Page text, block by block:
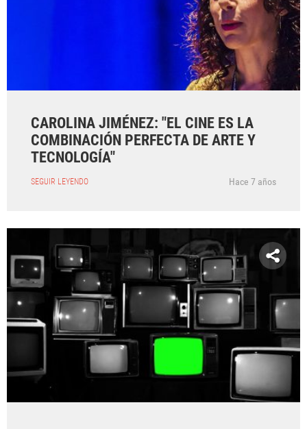
CAROLINA JIMÉNEZ: "EL CINE ES LA
COMBINACIÓN PERFECTA DE ARTE Y
TECNOLOGÍA"
SEGUIR LEYENDO Hace 7 años